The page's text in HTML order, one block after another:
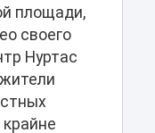
площади,
своего
Нуртас